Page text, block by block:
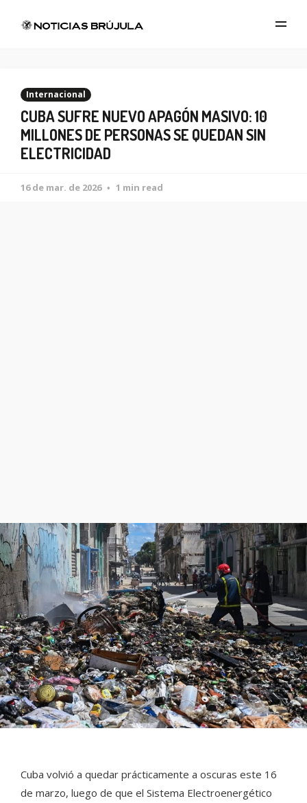
Internacional
CUBA SUFRE NUEVO APAGÓN MASIVO: 10
MILLONES DE PERSONAS SE QUEDAN SIN
ELECTRICIDAD
16 de mar. de 2026 1 min read
Cuba volvió a quedar prácticamente a oscuras este 16
de marzo, luego de que el Sistema Electroenergético